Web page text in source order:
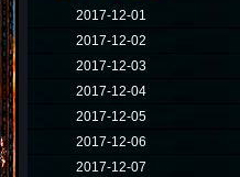
2017-12-01
2017-12-02
2017-12-03
2017-12-04
2017-12-05
2017-12-06
2017-12-07